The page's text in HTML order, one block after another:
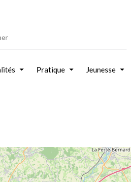
Pratique Jeunesse